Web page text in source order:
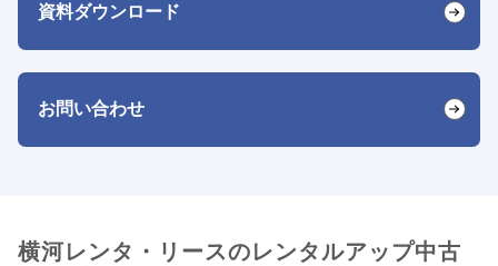
資料ダウンロード
お問い合わせ
横河レンタ・リースのレンタルアップ中古